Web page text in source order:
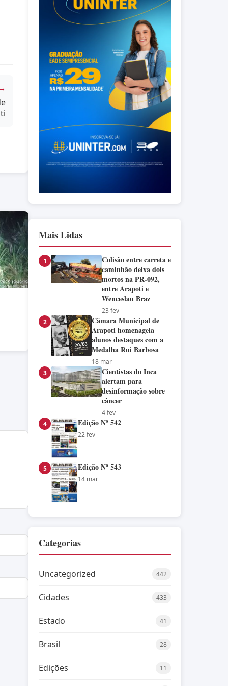
Mais Lidas
1
Colisão entre carreta e
caminhão deixa dois
mortos na PR-092,
entre Arapoti e
Wenceslau Braz
23 fev
2
Câmara Municipal de
Arapoti homenageia
alunos destaques com a
Medalha Rui Barbosa
18 mar
3
Cientistas do Inca
alertam para
desinformação sobre
câncer
4 fev
4
Edição Nº 542
22 fev
5 Edição Nº 543
14 mar
Categorias
Uncategorized 442
Cidades 433
Estado 41
Brasil 28
Edições 11